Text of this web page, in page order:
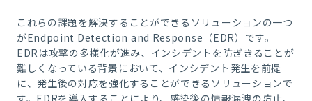
これらの課題を解決することができるソリューションの一つ
がEndpoint Detection and Response （EDR）です。
EDR は攻撃の多様化が進み、インシデントを防ぎきることが
難しくなっている背景において、インシデント発生を前提
に、発生後の対応を強化することができるソリューションで